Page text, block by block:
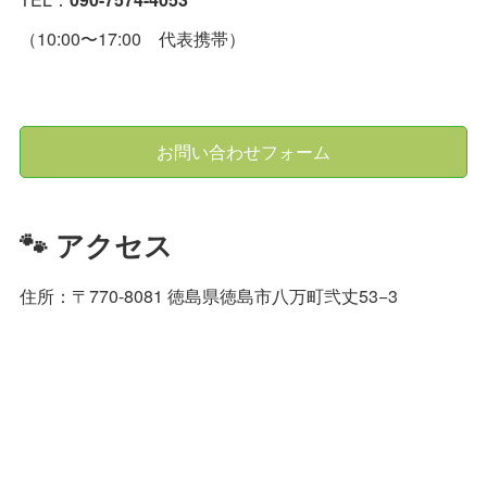
（10:00〜17:00 代表携帯）
お問い合わせフォーム
🐾 アクセス
住所：〒770-8081 徳島県徳島市八万町弐丈53−3